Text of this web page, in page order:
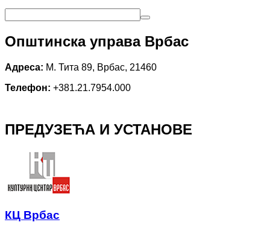
Општинска управа Врбас
Адреса: М. Тита 89, Врбас, 21460
Телефон: +381.21.7954.000
ПРЕДУЗЕЋА И УСТАНОВЕ
КЦ Врбас